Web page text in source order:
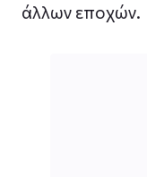
άλλων εποχών.